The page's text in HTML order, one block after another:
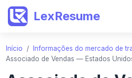
LexResume
Início / Informações do mercado de
Associado de Vendas — Estados